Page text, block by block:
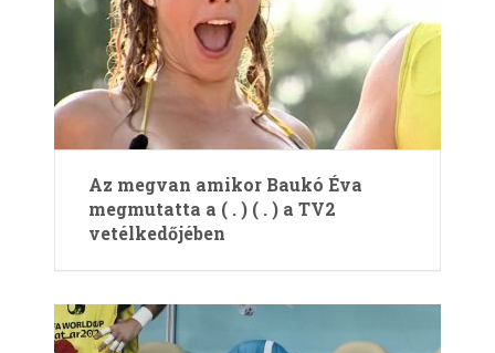
Az megvan amikor Baukó Éva
megmutatta a ( . ) ( . ) a TV2
vetélkedőjében